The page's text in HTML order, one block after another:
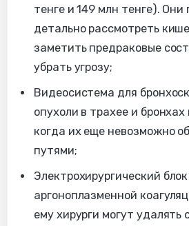
тенге и 149 млн тенге). Они
детально рассмотреть
заметить предраковые
убрать угрозу;
Видеосистема для
опухоли в трахее и
когда их еще невозможно
путями;
Электрохирургический
аргоноплазменной
ему хирурги могут удалять